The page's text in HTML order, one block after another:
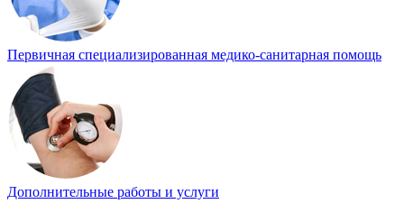
Первичная специализированная медико-санитарная помощь
Дополнительные работы и услуги